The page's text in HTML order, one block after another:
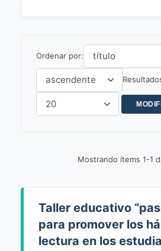
Ordenar por:
Mostrando ítems 1-1
Taller educativo
para promover los
lectura en los